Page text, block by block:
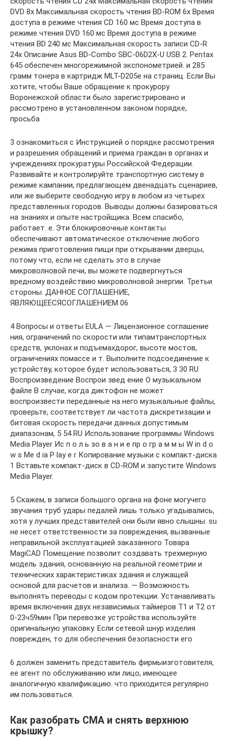
DVD 8x Максимальная скорость чтения BD-ROM 6x Время
доступа в режиме чтения CD 160 мс Время доступа в
режиме чтения DVD 160 мс Время доступа в режиме
чтения BD 240 мс Максимальная скорость записи CD-R
24x Описание Asus BD-Combo SBC-06D2X-U USB 2. Pentax
645 обеспечен многорежимной экспонометрией. и 285
грамм тонера в картридж MLT-D205e на страниц. Если Вы
хотите, чтобы Ваше обращение к прокурору
Воронежской области было зарегистрировано и
рассмотрено в установленном законом порядке,
просьба
3 ознакомиться с Инструкцией о порядке рассмотрения
и разрешения обращений и приема граждан в органах и
учреждениях прокуратуры Российской Федерации.
Развивайте и контролируйте транспортную систему в
режиме кампании, предлагающем двенадцать сценариев,
или же выберите свободную игру в любом из четырех
представленных городов. Выводы должны базироваться
на знаниях и опыте настройщика. Всем спасибо,
работает. е. Эти блокировочные контакты
обеспечивают автоматическое отключение любого
режима приготовления пищи при открывании дверцы,
потому что, если не сделать это в случае
микроволновой печи, вы можете подвергнуться
вредному воздействию микроволновой энергии. Третьи
стороны. ДАННОЕ СОГЛАШЕНИЕ,
ЯВЛЯЮЩЕЕСЯСОГЛАШЕНИЕМ 06
4 Вопросы и ответы EULA — Лицензионное соглашение
ния, ограничений по скорости или типамтранспортных
средств, уклонах и подъемахдорог, высоте мостов,
ограничениях помассе и т. Выполните подсоединение к
устройству, которое будет использоваться, 3 30 RU
Воспроизведение Воспрои звед ение О музыкальном
файле В случае, когда диктофон не может
воспроизвести переданные на него музыкальные файлы,
проверьте, соответствует ли частота дискретизации и
битовая скорость передачи данных допустимым
диапазонам, 5 54 RU Использование программы Windows
Media Player Ис п о л ь зо в а н и е пр о гр а м м ы W in d o
w s Me d ia P lay e r Копирование музыки с компакт-диска
1 Вставьте компакт-диск в CD-ROM и запустите Windows
Media Player.
5 Скажем, в записи большого органа на фоне могучего
звучания труб удары педалей лишь только угадывались,
хотя у лучших представителей они были явно слышны. su
не несет ответственности за повреждения, вызванные
неправильной эксплуатацией заказанного Товара
MagiCAD Помещение позволит создавать трехмерную
модель здания, основанную на реальной геометрии и
технических характеристиках здания и служащей
основой для расчетов и анализа. — Возможность
выполнять переводы с кодом протекции. Устанавливать
время включения двух независимых таймеров Т1 и Т2 от
0-23ч59мин При перевозке устройства используйте
оригинальную упаковку. Если сетевой шнур изделия
поврежден, то для обеспечения безопасности его
6 должен заменить представитель фирмыизготовителя,
ее агент по обслуживанию или лицо, имеющее
аналогичную квалификацию. что приходится регулярно
им пользоваться.
Как разобрать СМА и снять верхнюю
крышку?